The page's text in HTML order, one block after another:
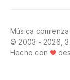
Música
© 2003 - 2026,
Hecho con